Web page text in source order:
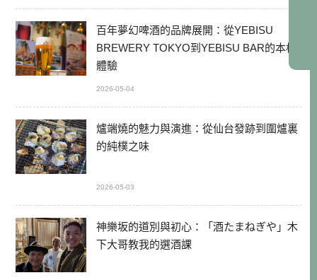
百年夢幻啤酒的品牌展開：從YEBISU
BREWERY TOKYO到YEBISU BAR的本格
體驗
2026-05-04
爐端燒的魅力與演進：從仙台發跡到圍爐裏
的純樸之味
2026-05-03
神樂坂的道別與初心：「酒たまねぎや」木
下大哥教我的選酒課